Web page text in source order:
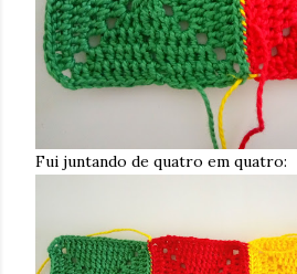
Fui juntando de quatro em quatro: